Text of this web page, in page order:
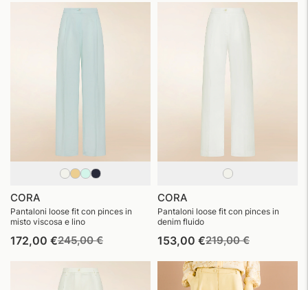
listino
listino
CORA
Pantaloni loose fit con pinces in
misto viscosa e lino
172,00 €Prezzo
listino
245,00 €Prezzo
CORA
Pantaloni loose fit con pinces in
denim fluido
153,00 €Prezzo
listino
219,00 €Prezzo
vendita